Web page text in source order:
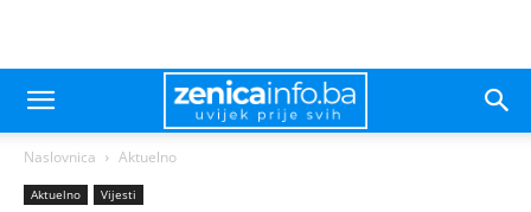
Naslovnica Aktuelno
Aktuelno Vijesti